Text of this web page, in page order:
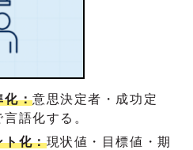
化：意思決定者・成功定
語化する。
ト化：現状値・目標値・期